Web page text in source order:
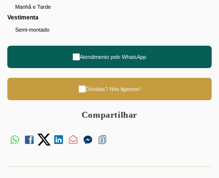
Manhã e Tarde
Vestimenta
Semi-montado
Atendimento pelo WhatsApp
Dúvidas? Nós ligamos!
Compartilhar